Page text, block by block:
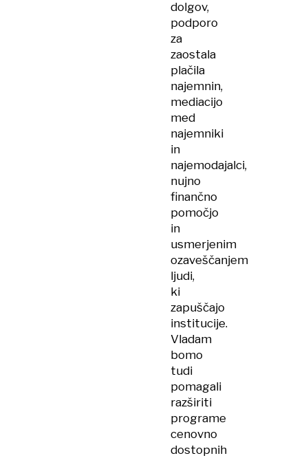
dolgov,
podporo
za
zaostala
plačila
najemnin,
mediacijo
med
najemniki
in
najemodajalci,
nujno
finančno
pomočjo
in
usmerjenim
ozaveščanjem
ljudi,
ki
zapuščajo
institucije.
Vladam
bomo
tudi
pomagali
razširiti
programe
cenovno
dostopnih